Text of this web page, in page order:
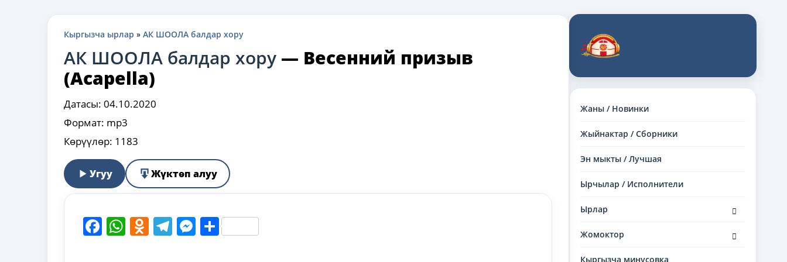
Жаны / Новинки
Жыйнактар / Сборники
Эн мыкты / Лучшая
Ырчылар / Исполнители
Ырлар
дочернее
Жомоктор
дочернее
Кыргызча минусовка
Кыргызча ырлар » АК ШООЛА балдар хору
АК ШООЛА балдар хору — Весенний призыв
(Acapella)
Датасы: 04.10.2020
Формат: mp3
Көрүүлөр: 1183
Угуу Жүктөп алуу
Facebook
WhatsApp
Odnoklassniki
Telegram
Messenger
Share